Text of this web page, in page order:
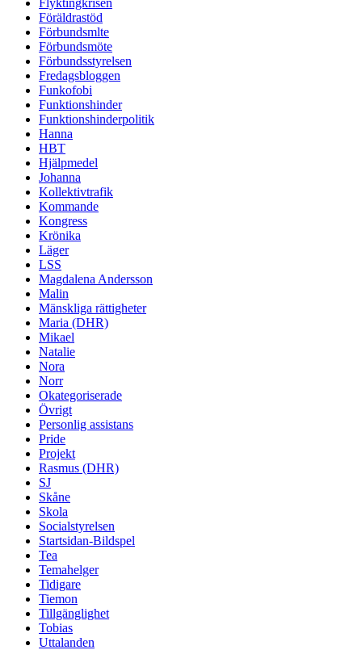
Föräldrastöd
Förbundsmlte
Förbundsmöte
Förbundsstyrelsen
Fredagsbloggen
Funkofobi
Funktionshinder
Funktionshinderpolitik
Hanna
HBT
Hjälpmedel
Johanna
Kollektivtrafik
Kommande
Kongress
Krönika
Läger
LSS
Magdalena Andersson
Malin
Mänskliga rättigheter
Maria (DHR)
Mikael
Natalie
Nora
Norr
Okategoriserade
Övrigt
Personlig assistans
Pride
Projekt
Rasmus (DHR)
SJ
Skåne
Skola
Socialstyrelsen
Startsidan-Bildspel
Tea
Temahelger
Tidigare
Tiemon
Tillgänglighet
Tobias
Uttalanden